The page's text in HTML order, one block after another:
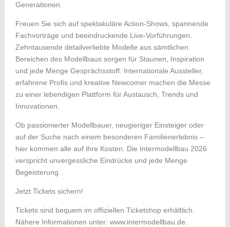
Generationen.
Freuen Sie sich auf spektakuläre Action-Shows, spannende
Fachvorträge und beeindruckende Live-Vorführungen.
Zehntausende detailverliebte Modelle aus sämtlichen
Bereichen des Modellbaus sorgen für Staunen, Inspiration
und jede Menge Gesprächsstoff. Internationale Aussteller,
erfahrene Profis und kreative Newcomer machen die Messe
zu einer lebendigen Plattform für Austausch, Trends und
Innovationen.
Ob passionierter Modellbauer, neugieriger Einsteiger oder
auf der Suche nach einem besonderen Familienerlebnis –
hier kommen alle auf ihre Kosten. Die Intermodellbau 2026
verspricht unvergessliche Eindrücke und jede Menge
Begeisterung.
Jetzt Tickets sichern!
Tickets sind bequem im offiziellen Ticketshop erhältlich.
Nähere Informationen unter: www.intermodellbau.de.